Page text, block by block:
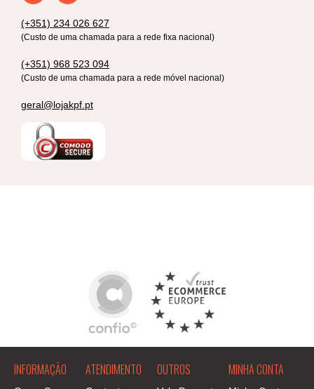
(+351) 234 026 627
(Custo de uma chamada para a rede fixa nacional)
(+351) 968 523 094
(Custo de uma chamada para a rede móvel nacional)
geral@lojakpf.pt
INFORMAÇÃO ATENDIMENTO OUTROS MINHA CONTA